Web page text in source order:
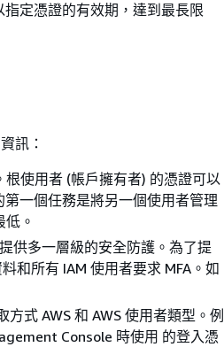
定憑證的有效期，達到最長限
訊：
使用者 (帳戶擁有者) 的憑證可以
一個任務是將另一個使用者管理
。
供多一層級的安全防護。為了提
和所有 IAM 使用者要求 MFA。如
式 AWS 和 AWS 使用者類型。例
Console 時使用 的登入憑